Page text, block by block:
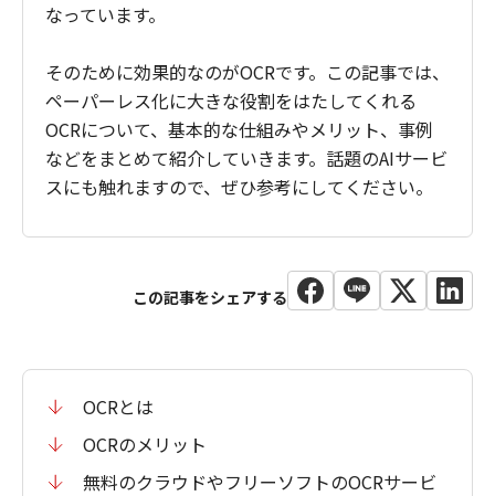
なっています。
そのために効果的なのがOCRです。この記事では、
ペーパーレス化に大きな役割をはたしてくれる
OCRについて、基本的な仕組みやメリット、事例
などをまとめて紹介していきます。話題のAIサービ
スにも触れますので、ぜひ参考にしてください。
OCRとは
OCRのメリット
無料のクラウドやフリーソフトのOCRサービ